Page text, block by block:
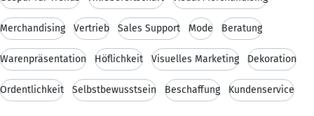
Merchandising Vertrieb Sales Support Mode Beratung
Warenpräsentation Höflichkeit Visuelles Marketing Dekoration
Ordentlichkeit Selbstbewusstsein Beschaffung Kundenservice